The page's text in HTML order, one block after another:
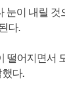
이 내릴
다.
떨어지면서
다.